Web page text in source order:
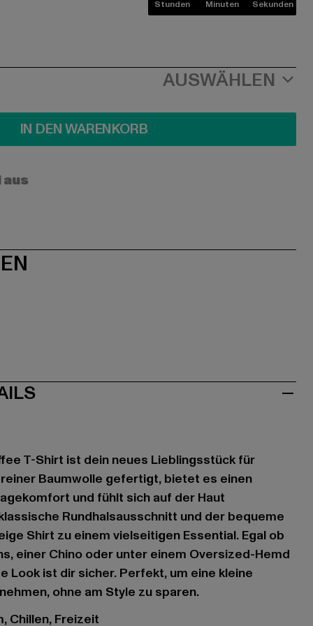
Stunden Minuten Sekunden
AUSWÄHLEN
IN DEN WARENKORB
T-Shirt ist dein neues Lieblingsstück für
Baumwolle gefertigt, bietet es einen
und fühlt sich auf der Haut
Rundhalsausschnitt und der bequeme
Shirt zu einem vielseitigen Essential. Egal ob
einer Chino oder unter einem Oversized-Hemd
Look ist dir sicher. Perfekt, um eine kleine
ohne am Style zu sparen.
Chillen, Freizeit